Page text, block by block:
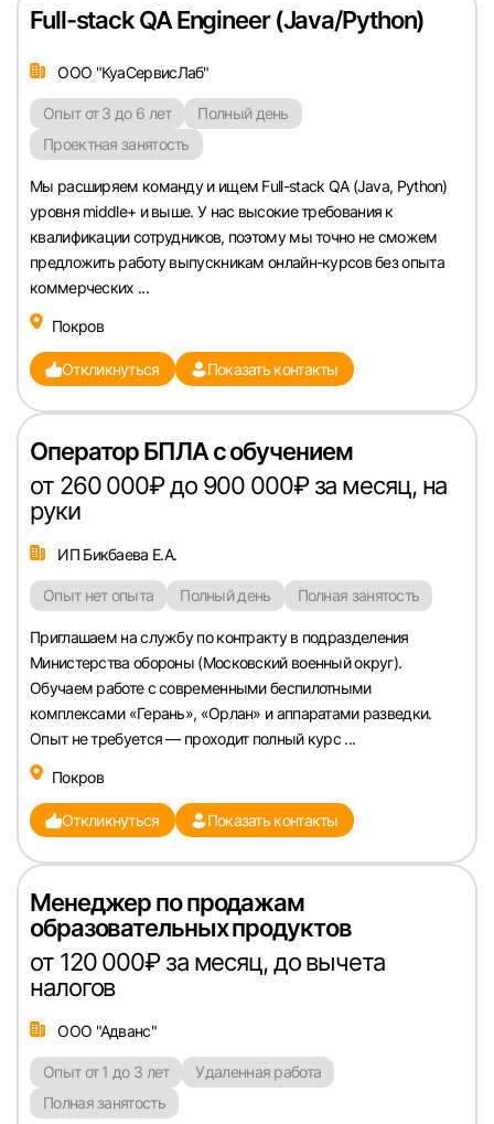
Full-stack QA Engineer (Java/Python)
ООО "КуаСервисЛаб"
Опыт от 3 до 6 лет
Полный день
Проектная занятость
Мы расширяем команду и ищем Full-stack QA (Java, Python)
уровня middle+ и выше. У нас высокие требования к
квалификации сотрудников, поэтому мы точно не сможем
предложить работу выпускникам онлайн-курсов без опыта
коммерческих ...
Покров
Откликнуться Показать контакты
Оператор БПЛА с обучением
от 260 000₽ до 900 000₽ за месяц, на
руки
ИП Бикбаева Е.А.
Опыт нет опыта Полный день Полная занятость
Приглашаем на службу по контракту в подразделения
Министерства обороны (Московский военный округ).
Обучаем работе с современными беспилотными
комплексами «Герань», «Орлан» и аппаратами разведки.
Опыт не требуется — проходит полный курс ...
Покров
Откликнуться Показать контакты
Менеджер по продажам
образовательных продуктов
от 120 000₽ за месяц, до вычета
налогов
ООО "Адванс"
Опыт от 1 до 3 лет
Удаленная работа
Полная занятость